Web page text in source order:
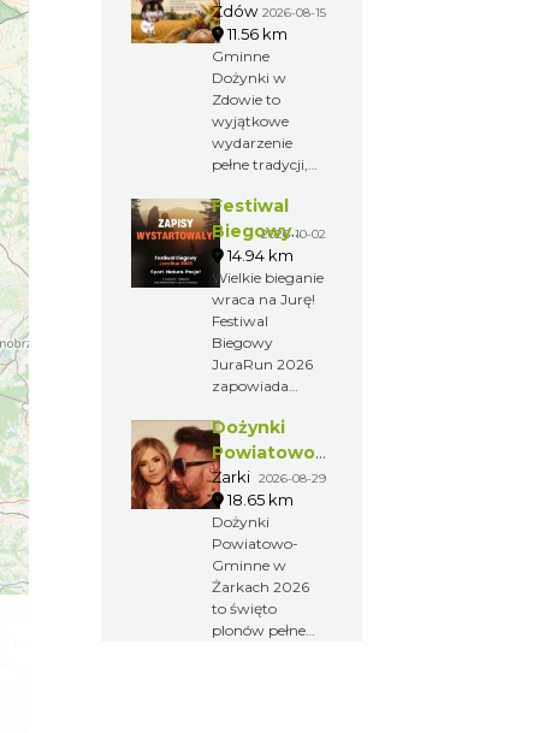
Zdowie
Zdów 2026-08-15
11.56 km
Gminne
Dożynki w
Zdowie to
wyjątkowe
wydarzenie
pełne tradycji,
lokalnego
folkloru.
Barwny
korowód,
piękne wieńce
dożynkowe oraz
występy
artystyczne
pokazują
kultury i
zwyczajów
regionu.
Festiwal
Biegowy
JuraRun
2026.
Wielkie
bieganie
wraca na
Jurę!
2026-10-02
14.94 km
Wielkie bieganie
wraca na Jurę!
Festiwal
Biegowy
JuraRun 2026
zapowiada
Dożynki
Powiatowo-
Gminne w
Żarkach
2026
Żarki 2026-08-29
18.65 km
Dożynki
Powiatowo-
Gminne w
Żarkach 2026
to święto
plonów pełne